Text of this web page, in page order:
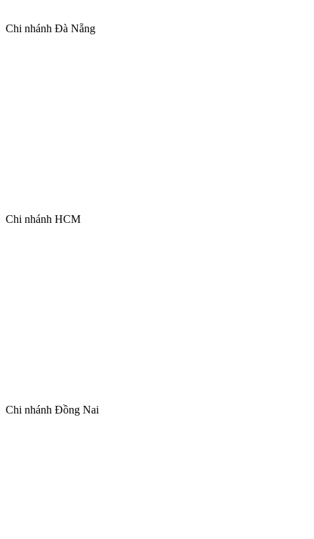
Chi nhánh Đà Nẵng
Chi nhánh HCM
Chi nhánh Đồng Nai